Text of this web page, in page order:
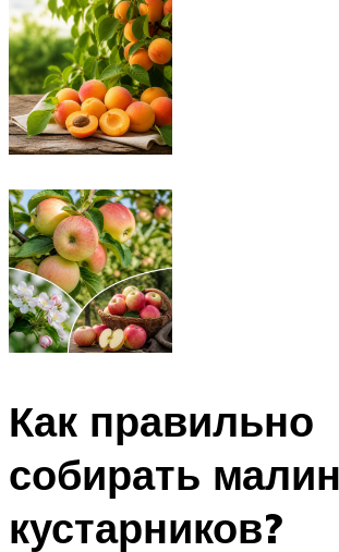
Как правильно
собирать
кустарников?